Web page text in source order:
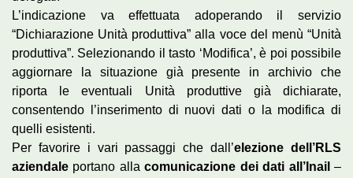
L’indicazione va effettuata adoperando il servizio
“Dichiarazione Unità produttiva” alla voce del menù “Unità
produttiva”. Selezionando il tasto ‘Modifica’, è poi possibile
aggiornare la situazione già presente in archivio che
riporta le eventuali Unità produttive già dichiarate,
consentendo l’inserimento di nuovi dati o la modifica di
quelli esistenti.
Per favorire i vari passaggi che dall’elezione dell’RLS
aziendale portano allacomunicazione dei dati all’Inail –